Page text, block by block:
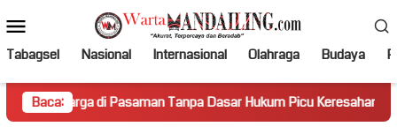
ke
kontenMobile
Tabagsel Nasional Internasional Olahraga Budaya
Baca:
Pasaman Tanpa Dasar Hukum Picu Keresahan Truk